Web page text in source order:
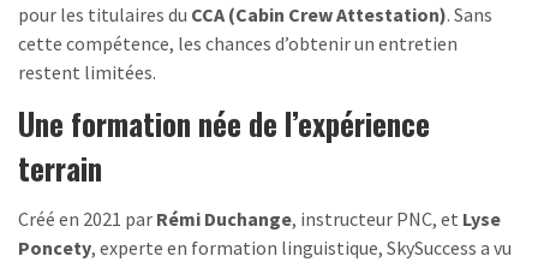
pour les titulaires du CCA (Cabin Crew Attestation). Sans
cette compétence, les chances d’obtenir un entretien
restent limitées.
Une formation née de l’expérience
terrain
Créé en 2021 par Rémi Duchange, instructeur PNC, et Lyse
Poncety, experte en formation linguistique, SkySuccess a vu